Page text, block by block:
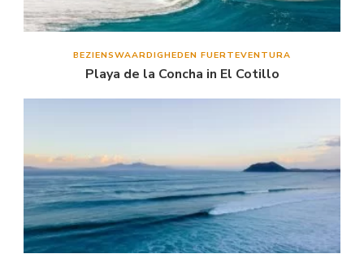
BEZIENSWAARDIGHEDEN FUERTEVENTURA
Playa de la Concha in El Cotillo